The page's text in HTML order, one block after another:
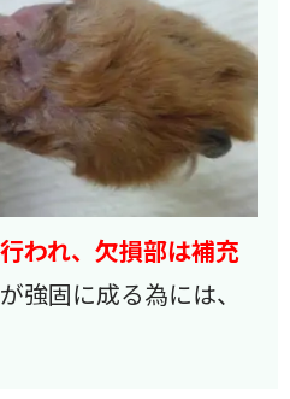
われ、欠損部は補充
強固に成る為には、